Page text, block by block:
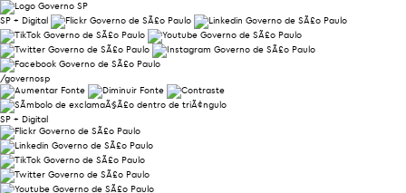
SP + Digital
/governosp
SP + Digital